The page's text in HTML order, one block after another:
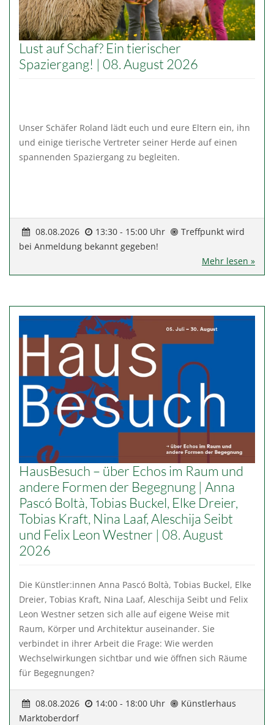
Lust auf Schaf? Ein tierischer
Spaziergang! | 08. August 2026
Unser Schäfer Roland lädt euch und eure Eltern ein, ihn
und einige tierische Vertreter seiner Herde auf einen
spannenden Spaziergang zu begleiten.
08.08.2026 13:30 - 15:00 Uhr
Treffpunkt wird
bei Anmeldung bekannt gegeben!
Mehr lesen »
HausBesuch – über Echos im Raum und
andere Formen der Begegnung | Anna
Pascó Boltà, Tobias Buckel, Elke Dreier,
Tobias Kraft, Nina Laaf, Aleschija Seibt
und Felix Leon Westner | 08. August
2026
Die Künstler:innen Anna Pascó Boltà, Tobias Buckel, Elke
Dreier, Tobias Kraft, Nina Laaf, Aleschija Seibt und Felix
Leon Westner setzen sich alle auf eigene Weise mit
Raum, Körper und Architektur auseinander. Sie
verbindet in ihrer Arbeit die Frage: Wie werden
Wechselwirkungen sichtbar und wie öffnen sich Räume
für Begegnungen?
08.08.2026 14:00 - 18:00 Uhr
Künstlerhaus
Marktoberdorf